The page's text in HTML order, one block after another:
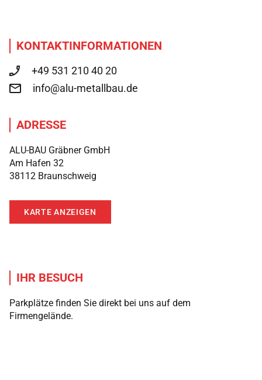
KONTAKTINFORMATIONEN
+49 531 210 40 20
info@alu-metallbau.de
ADRESSE
ALU-BAU Gräbner GmbH
Am Hafen 32
38112 Braunschweig
KARTE ANZEIGEN
IHR BESUCH
Parkplätze finden Sie direkt bei uns auf dem
Firmengelände.